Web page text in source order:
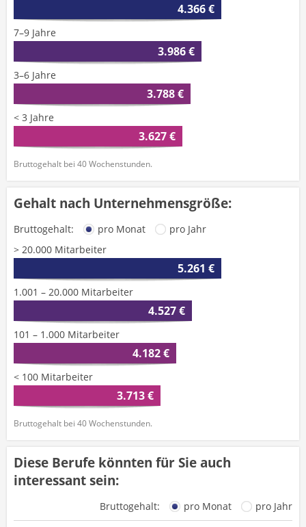
4.366 €
7–9 Jahre
3.986 €
3–6 Jahre
3.788 €
< 3 Jahre
3.627 €
Bruttogehalt bei 40 Wochenstunden.
Gehalt nach Unternehmensgröße:
Bruttogehalt: pro Monat
pro Jahr
> 20.000 Mitarbeiter
5.261 €
1.001 – 20.000 Mitarbeiter
4.527 €
101 – 1.000 Mitarbeiter
4.182 €
< 100 Mitarbeiter
3.713 €
Bruttogehalt bei 40 Wochenstunden.
Diese Berufe könnten für Sie auch
interessant sein:
Bruttogehalt: pro Monat pro Jahr